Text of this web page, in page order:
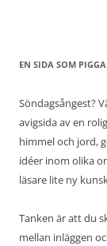
EN SIDA SOM
Söndagsångest?
avigsida av en
himmel och jord,
idéer inom olika
läsare lite ny
Tanken är att du
mellan inläggen